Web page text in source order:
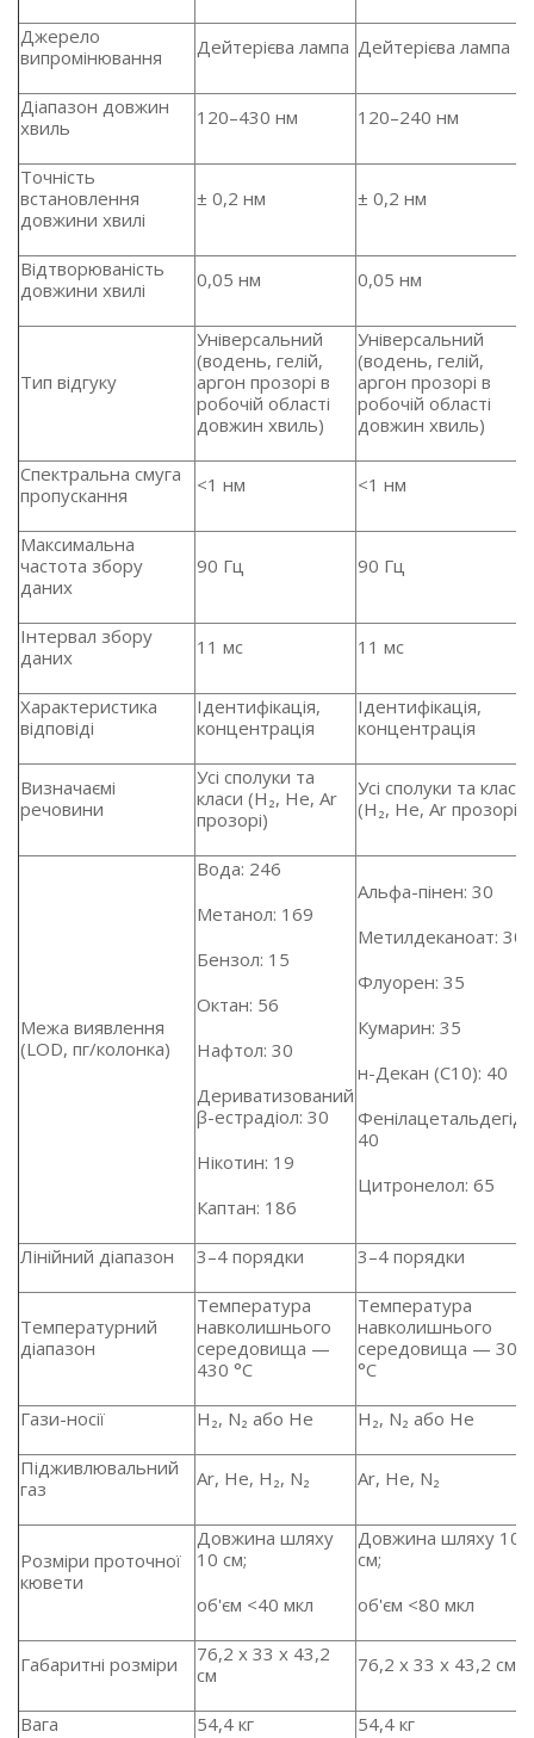
Джерело
випромінювання
Дейтерієва лампа Дейтерієва лампа
Діапазон довжин
хвиль
120–430 нм 120–240 нм
Точність
встановлення
довжини хвилі
± 0,2 нм ± 0,2 нм
Відтворюваність
довжини хвилі
0,05 нм 0,05 нм
Тип відгуку
Універсальний
(водень, гелій,
аргон прозорі в
робочій області
довжин хвиль)
Універсальний
(водень, гелій,
аргон прозорі в
робочій області
довжин хвиль)
Спектральна смуга
пропускання
<1 нм <1 нм
Максимальна
частота збору
даних
90 Гц 90 Гц
Інтервал збору
даних
11 мс 11 мс
Характеристика
відповіді
Ідентифікація,
концентрація
Ідентифікація,
концентрація
Визначаємі
речовини
Усі сполуки та
класи (H₂, He, Ar
прозорі)
Усі сполуки та класи
(H₂, He, Ar прозорі)
Межа виявлення
(LOD, пг/колонка)
Вода: 246
Метанол: 169
Бензол: 15
Октан: 56
Нафтол: 30
Дериватизований
β-естрадіол: 30
Нікотин: 19
Каптан: 186
Альфа-пінен: 30
Метилдеканоат: 30
Флуорен: 35
Кумарин: 35
н-Декан (C10): 40
Фенілацетальдегід:
40
Цитронелол: 65
Лінійний діапазон 3–4 порядки 3–4 порядки
Температурний
діапазон
Температура
навколишнього
середовища —
430 °C
Температура
навколишнього
середовища — 300
°C
Гази-носії H₂, N₂ або He H₂, N₂ або He
Підживлювальний
газ
Ar, He, H₂, N₂ Ar, He, N₂
Розміри проточної
кювети
Довжина шляху
10 см;
об'єм <40 мкл
Довжина шляху 10
см;
об'єм <80 мкл
Габаритні розміри
76,2 x 33 x 43,2
см
76,2 x 33 x 43,2 см
Вага 54,4 кг 54,4 кг